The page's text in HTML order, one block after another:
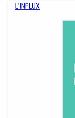
L'INFLUX